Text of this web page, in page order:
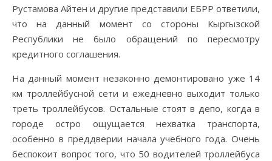
Рустамова Айтен и другие представили ЕБРР ответили,
что на данный момент со стороны Кыргызской
Республики не было обращений по пересмотру
кредитного соглашения.
На данный момент незаконно демонтировано уже 14
км троллейбусной сети и ежедневно выходит только
треть троллейбусов. Остальные стоят в депо, когда в
городе остро ощущается нехватка транспорта,
особенно в преддверии начала учебного года. Очень
беспокоит вопрос того, что 50 водителей троллейбуса